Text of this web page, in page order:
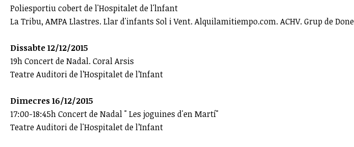
Poliesportiu cobert de l'Hospitalet de l'lnfant
La Tribu, AMPA Llastres. Llar d'infants Sol i Vent. Alquilamitiempo.com. ACHV. Grup de
Dissabte 12/12/2015
19h Concert de Nadal. Coral Arsis
Teatre Auditori de l’Hospitalet de l’Infant
Dimecres 16/12/2015
17:00-18:45h Concert de Nadal " Les joguines d'en Martí"
Teatre Auditori de l'Hospitalet de l’Infant